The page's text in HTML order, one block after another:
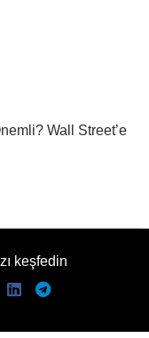
Wall Street’e
keşfedin